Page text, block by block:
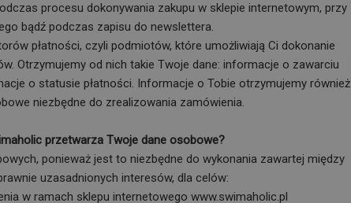
procesu dokonywania zakupu w sklepie internetowym, przy
bądź podczas zapisu do newslettera.
płatności, czyli podmiotów, które umożliwiają Ci dokonanie
Otrzymujemy od nich takie Twoje dane: informacje o zawarciu
o statusie płatności. Informacje o Tobie otrzymujemy również
niezbędne do zrealizowania zamówienia.
przetwarza Twoje dane osobowe?
ponieważ jest to niezbędne do wykonania zawartej między
uzasadnionych interesów, dla celów:
w ramach sklepu internetowego www.swimaholic.pl